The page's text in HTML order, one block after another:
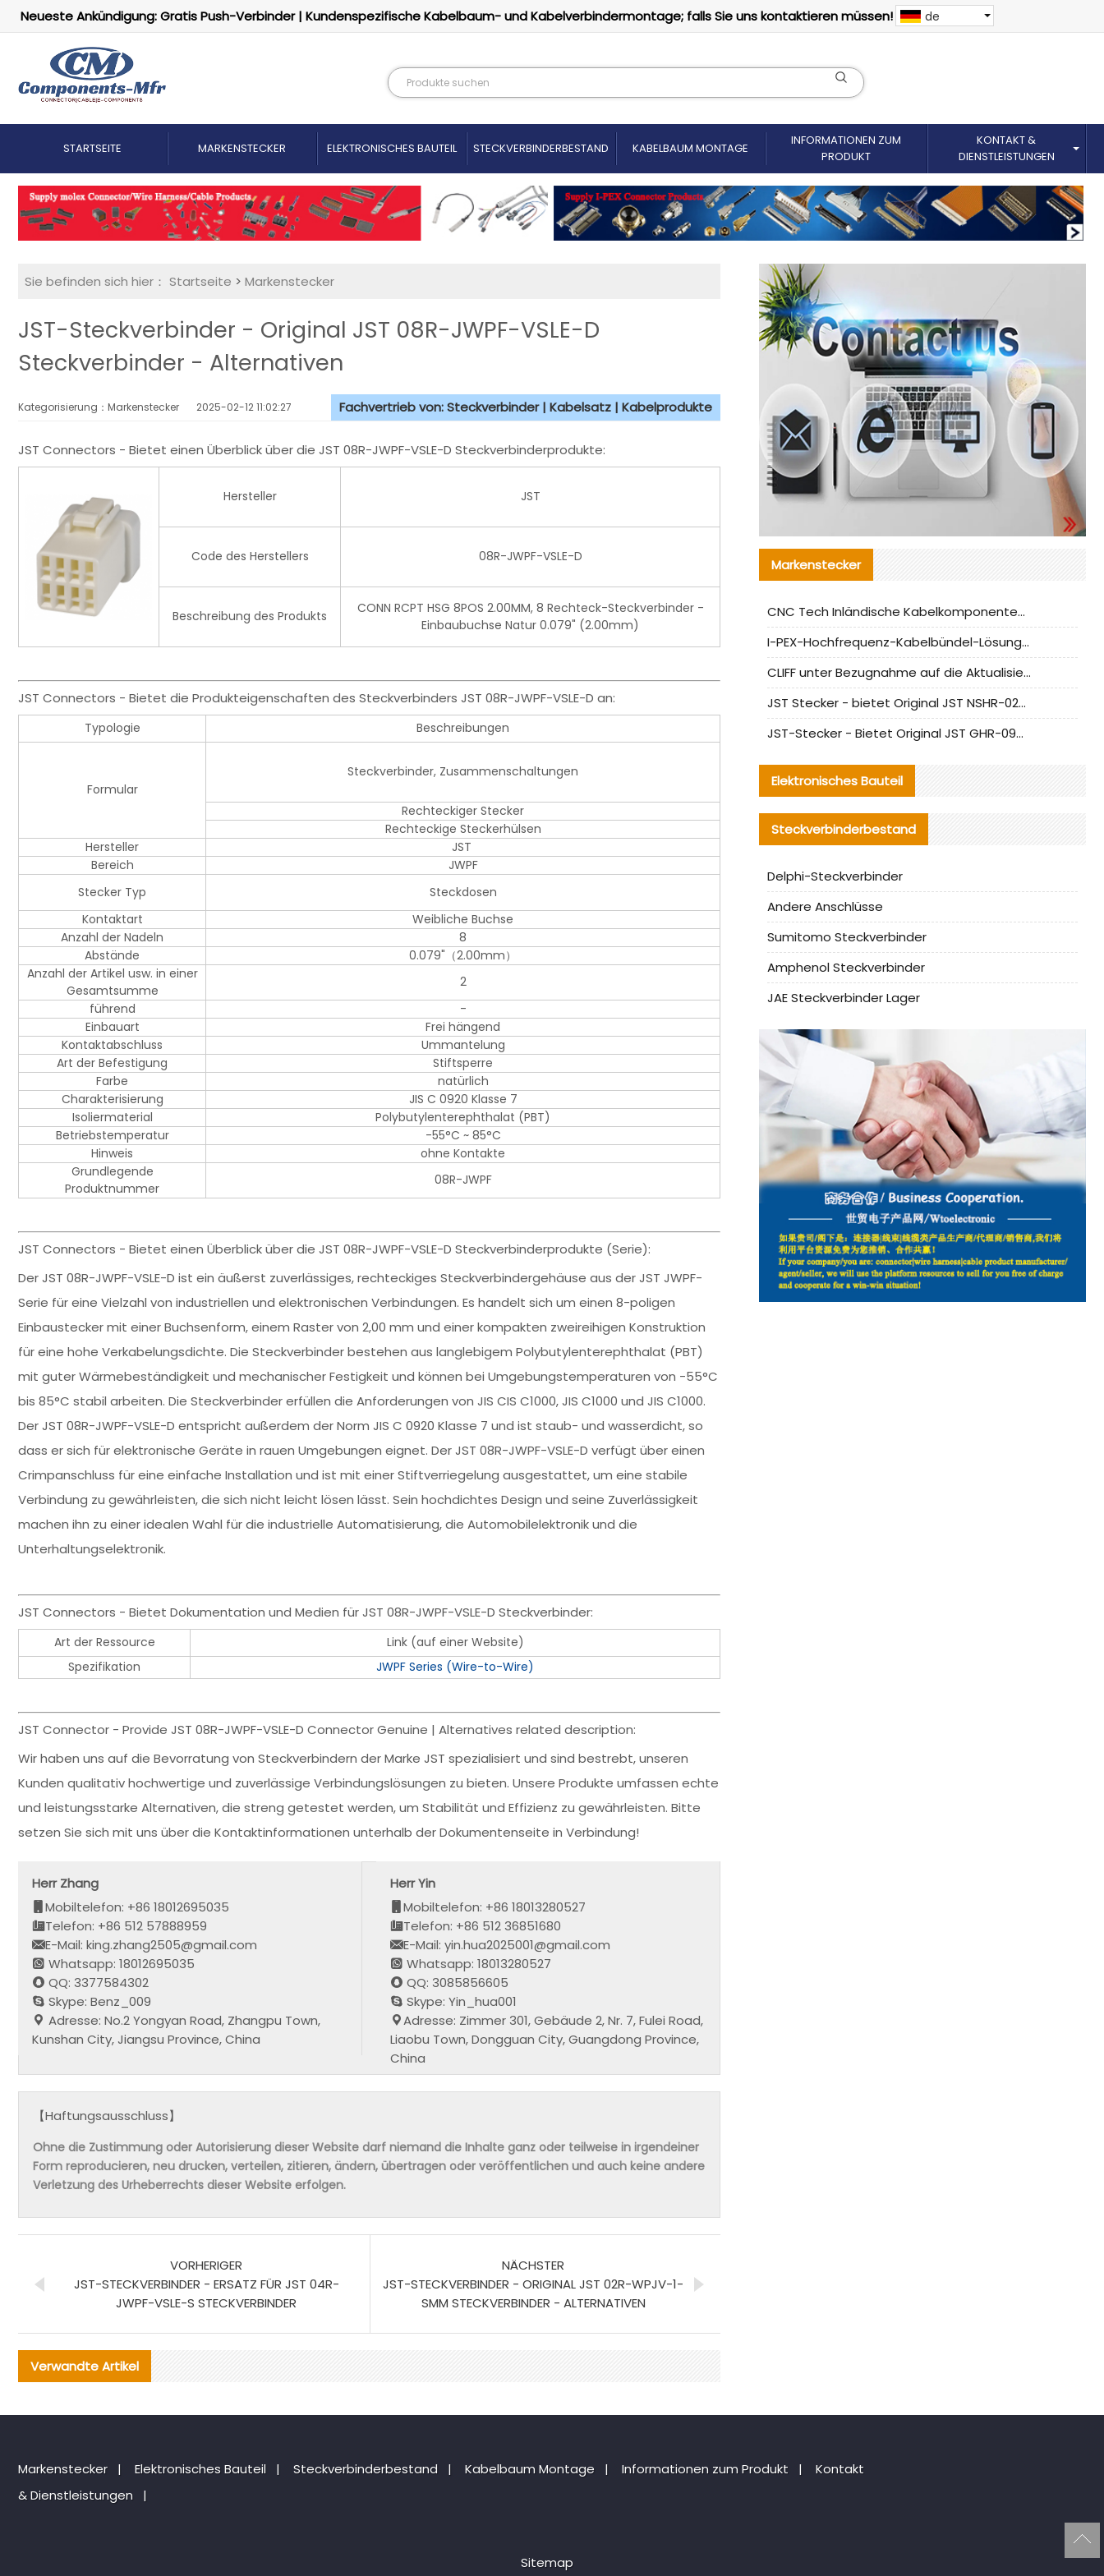
Neueste Ankündigung: Gratis Push-Verbinder | Kundenspezifische Kabelbaum- und Kabelverbindermontage; falls Sie uns kontaktieren müssen! de
STARTSEITE MARKENSTECKER ELEKTRONISCHES BAUTEIL STECKVERBINDERBESTAND KABELBAUM MONTAGE
INFORMATIONEN ZUM
PRODUKT
KONTAKT &
DIENSTLEISTUNGEN
Sie befinden sich hier： Startseite > Markenstecker
JST-Steckverbinder - Original JST 08R-JWPF-VSLE-D
Steckverbinder - Alternativen
Kategorisierung：Markenstecker 2025-02-12 11:02:27 Fachvertrieb von: Steckverbinder | Kabelsatz | Kabelprodukte
JST Connectors - Bietet einen Überblick über die JST 08R-JWPF-VSLE-D Steckverbinderprodukte:
Hersteller JST
Code des Herstellers 08R-JWPF-VSLE-D
Beschreibung des Produkts
CONN RCPT HSG 8POS 2.00MM, 8 Rechteck-Steckverbinder -
Einbaubuchse Natur 0.079" (2.00mm)
JST Connectors - Bietet die Produkteigenschaften des Steckverbinders JST 08R-JWPF-VSLE-D an:
Typologie Beschreibungen
Formular
Steckverbinder, Zusammenschaltungen
Rechteckiger Stecker
Rechteckige Steckerhülsen
Hersteller
JST
Bereich
JWPF
Stecker Typ
Steckdosen
Kontaktart
Weibliche Buchse
Anzahl der Nadeln
8
Abstände
0.079"（2.00mm）
Anzahl der Artikel usw. in einer
Gesamtsumme
2
führend
-
Einbauart
Frei hängend
Kontaktabschluss
Ummantelung
Art der Befestigung
Stiftsperre
Farbe
natürlich
Charakterisierung
JIS C 0920 Klasse 7
Isoliermaterial
Polybutylenterephthalat (PBT)
Betriebstemperatur
-55°C ~ 85°C
Hinweis
ohne Kontakte
Grundlegende
Produktnummer
08R-JWPF
JST Connectors - Bietet einen Überblick über die JST 08R-JWPF-VSLE-D Steckverbinderprodukte (Serie):
Der JST 08R-JWPF-VSLE-D ist ein äußerst zuverlässiges, rechteckiges Steckverbindergehäuse aus der JST JWPF-
Serie für eine Vielzahl von industriellen und elektronischen Verbindungen. Es handelt sich um einen 8-poligen
Einbaustecker mit einer Buchsenform, einem Raster von 2,00 mm und einer kompakten zweireihigen Konstruktion
für eine hohe Verkabelungsdichte. Die Steckverbinder bestehen aus langlebigem Polybutylenterephthalat (PBT)
mit guter Wärmebeständigkeit und mechanischer Festigkeit und können bei Umgebungstemperaturen von -55°C
bis 85°C stabil arbeiten. Die Steckverbinder erfüllen die Anforderungen von JIS CIS C1000, JIS C1000 und JIS C1000.
Der JST 08R-JWPF-VSLE-D entspricht außerdem der Norm JIS C 0920 Klasse 7 und ist staub- und wasserdicht, so
dass er sich für elektronische Geräte in rauen Umgebungen eignet. Der JST 08R-JWPF-VSLE-D verfügt über einen
Crimpanschluss für eine einfache Installation und ist mit einer Stiftverriegelung ausgestattet, um eine stabile
Verbindung zu gewährleisten, die sich nicht leicht lösen lässt. Sein hochdichtes Design und seine Zuverlässigkeit
machen ihn zu einer idealen Wahl für die industrielle Automatisierung, die Automobilelektronik und die
Unterhaltungselektronik.
JST Connectors - Bietet Dokumentation und Medien für JST 08R-JWPF-VSLE-D Steckverbinder:
Art der Ressource
Link (auf einer Website)
Spezifikation
JWPF Series (Wire-to-Wire)
JST Connector - Provide JST 08R-JWPF-VSLE-D Connector Genuine | Alternatives related description:
Wir haben uns auf die Bevorratung von Steckverbindern der Marke JST spezialisiert und sind bestrebt, unseren
Kunden qualitativ hochwertige und zuverlässige Verbindungslösungen zu bieten. Unsere Produkte umfassen echte
und leistungsstarke Alternativen, die streng getestet werden, um Stabilität und Effizienz zu gewährleisten. Bitte
setzen Sie sich mit uns über die Kontaktinformationen unterhalb der Dokumentenseite in Verbindung!
Herr Zhang
Mobiltelefon: +86 18012695035
Telefon: +86 512 57888959
E-Mail: king.zhang2505@gmail.com
Whatsapp: 18012695035
QQ: 3377584302
Skype: Benz_009
Adresse: No.2 Yongyan Road, Zhangpu Town,
Kunshan City, Jiangsu Province, China
Herr Yin
Mobiltelefon: +86 18013280527
Telefon: +86 512 36851680
E-Mail: yin.hua2025001@gmail.com
Whatsapp: 18013280527
QQ: 3085856605
Skype: Yin_hua001
Adresse: Zimmer 301, Gebäude 2, Nr. 7, Fulei Road,
Liaobu Town, Dongguan City, Guangdong Province,
China
【Haftungsausschluss】
Ohne die Zustimmung oder Autorisierung dieser Website darf niemand die Inhalte ganz oder teilweise in irgendeiner
Form reproducieren, neu drucken, verteilen, zitieren, ändern, übertragen oder veröffentlichen und auch keine andere
Verletzung des Urheberrechts dieser Website erfolgen.
VORHERIGER
JST-STECKVERBINDER - ERSATZ FÜR JST 04R-
JWPF-VSLE-S STECKVERBINDER
NÄCHSTER
JST-STECKVERBINDER - ORIGINAL JST 02R-WPJV-1-
SMM STECKVERBINDER - ALTERNATIVEN
Verwandte Artikel
Markenstecker
CNC Tech Inländische Kabelkomponentenbewertung und Massenproduktionsanpassungsanleitung
I-PEX-Hochfrequenz-Kabelbündel-Lösung für die heimische Produktion analysiert
CLIFF unter Bezugnahme auf die Aktualisierung der chinesischen Stecker-Testnormen
JST Stecker - bietet Original JST NSHR-02V-S Stecker und Ersatzteile an
JST-Stecker - Bietet Original JST GHR-09V-S Stecker und Ersatzteile an
Elektronisches Bauteil
Steckverbinderbestand
Delphi-Steckverbinder
Andere Anschlüsse
Sumitomo Steckverbinder
Amphenol Steckverbinder
JAE Steckverbinder Lager
Markenstecker | Elektronisches Bauteil | Steckverbinderbestand | Kabelbaum Montage | Informationen zum Produkt |
Kontakt
& Dienstleistungen
|
Sitemap